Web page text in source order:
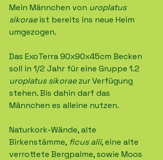
Mein Männchen von uroplatus
sikorae ist bereits ins neue Heim
umgezogen.
Das ExoTerra 90x90x45cm Becken
soll in 1/2 Jahr für eine Gruppe 1.2
uroplatus sikorae zur Verfügung
stehen. Bis dahin darf das
Männchen es alleine nutzen.
Naturkork-Wände, alte
Birkenstämme, ficus alii, eine alte
verrottete Bergpalme, sowie Moos